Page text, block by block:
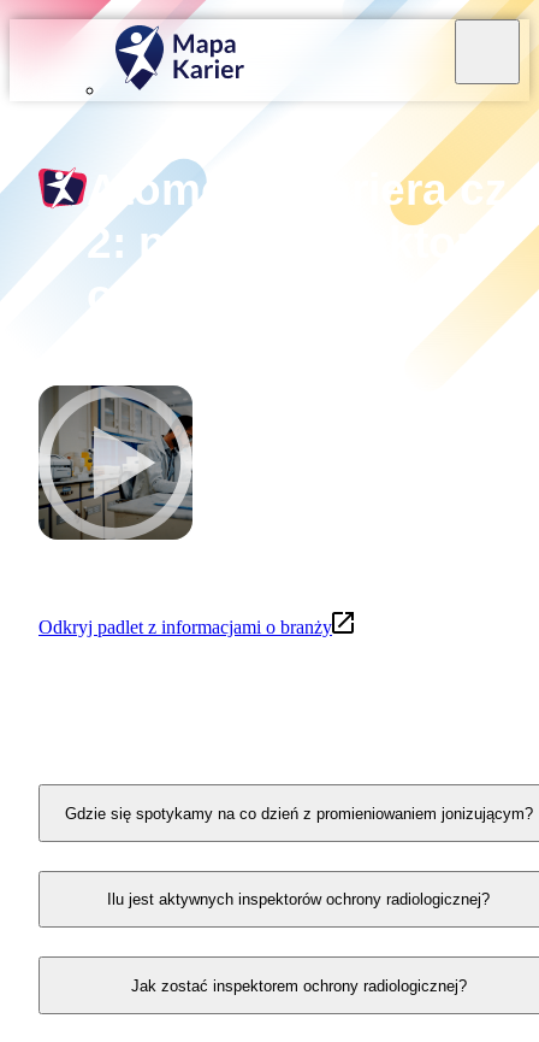
Atomowa kariera cz.
2: praca inspektora
ochrony
O czym rozmawialiśmy?
Czym jest promieniowanie jonizujące i jakie ma
zastosowania? Czym jest ochrona radiologiczna?
Dowiedz się, jakie kryteria trzeba spełnić, aby
inspektorem ochrony radiologicznej, i jakie jest
zapotrzebowanie na specjalistów tej dziedziny.
Odkryj padlet z informacjami o branży
Gdzie się spotykamy na co dzień z promieniowaniem jonizującym?
Ilu jest aktywnych inspektorów ochrony radiologicznej?
Jak zostać inspektorem ochrony radiologicznej?